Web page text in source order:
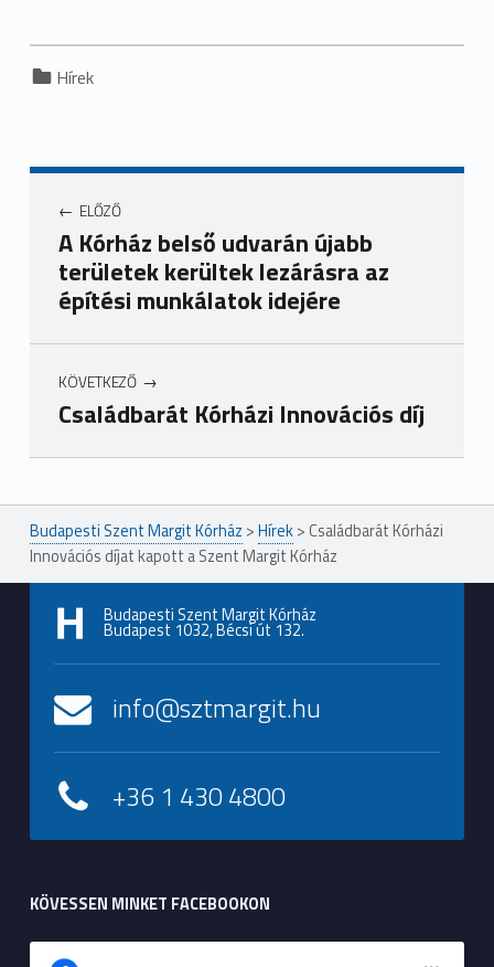
Categorized in:
Hírek
ELŐZŐ
A Kórház belső udvarán újabb
területek kerültek lezárásra az
építési munkálatok idejére
KÖVETKEZŐ
Családbarát Kórházi Innovációs díj
Ugrás a főmenühöz
Budapesti Szent Margit Kórház >Hírek> Családbarát Kórházi
Innovációs díjat kapott a Szent Margit Kórház
Budapesti Szent Margit Kórház
Budapest 1032, Bécsi út 132.
info@sztmargit.hu
+36 1 430 4800
KÖVESSEN MINKET FACEBOOKON